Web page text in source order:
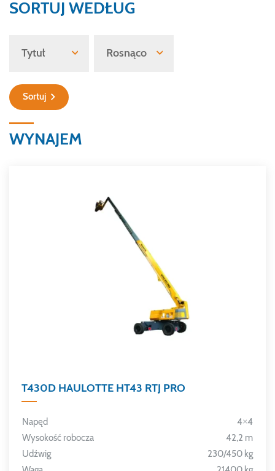
SORTUJ WEDŁUG
Sortuj
WYNAJEM
T430D HAULOTTE HT43 RTJ PRO
Napęd
4×4
Wysokość robocza
42,2 m
Udźwig
230/450 kg